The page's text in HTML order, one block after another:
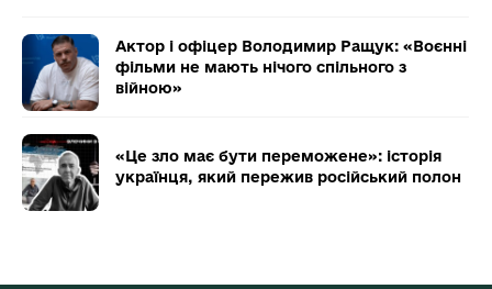
Актор і офіцер Володимир Ращук: «Воєнні
фільми не мають нічого спільного з
війною»
«Це зло має бути переможене»: історія
українця, який пережив російський полон